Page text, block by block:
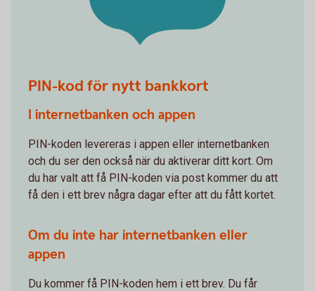
PIN-kod för nytt bankkort
I internetbanken och appen
PIN-koden levereras i appen eller internetbanken
och du ser den också när du aktiverar ditt kort. Om
du har valt att få PIN-koden via post kommer du att
få den i ett brev några dagar efter att du fått kortet.
Om du inte har internetbanken eller
appen
Du kommer få PIN-koden hem i ett brev. Du får